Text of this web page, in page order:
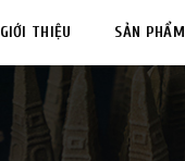
GIỚI THIỆU SẢN PHẨM